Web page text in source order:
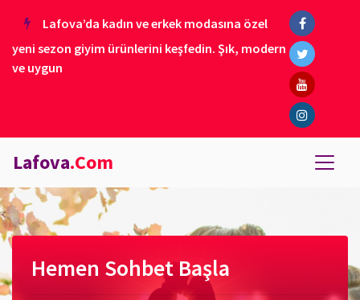
Lafova’da kadın ve erkek modasına özel
yeni sezon giyim ürünlerini keşfedin. Şık, modern
ve uygun
Lafova.Com
Hemen Sohbet Başla